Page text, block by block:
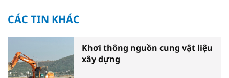
CÁC TIN KHÁC
Khơi thông nguồn cung vật liệu
xây dựng